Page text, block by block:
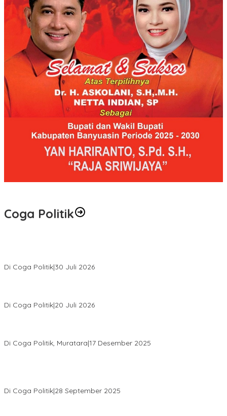
Coga Politik
Di Coga Politik|30 Juli 2026
Di Coga Politik|20 Juli 2026
Di Coga Politik, Muratara|17 Desember 2025
Di Coga Politik|28 September 2025